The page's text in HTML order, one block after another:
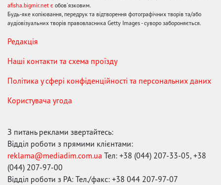
afisha.bigmir.net є обов'язковим.
Будь-яке копіювання, передрук та відтворення фотографічних творів та/або
аудіовізуальних творів правовласника Getty Images - суворо забороняється.
Редакція
Наші контакти та схема проїзду
Політика у сфері конфіденційності та персональних даних
Користувача угода
З питань реклами звертайтесь:
Відділ роботи з прямими клієнтами:
reklama@mediadim.com.ua Тел: +38 (044) 207-33-05, +38
(044) 207-97-00
Відділ роботи з РА: Тел./факс: +38 044 207-97-07